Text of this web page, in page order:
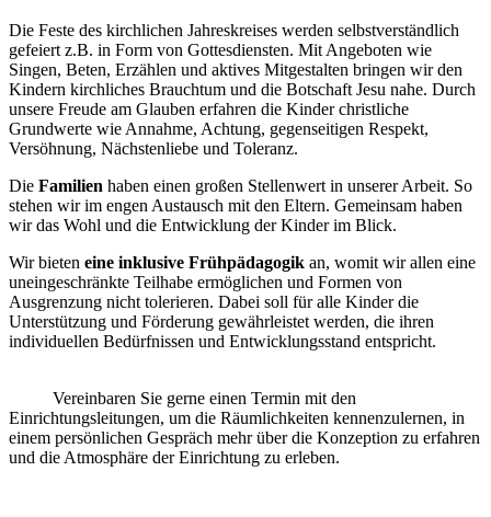
Die Feste des kirchlichen Jahreskreises werden selbstverständlich
gefeiert z.B. in Form von Gottesdiensten. Mit Angeboten wie
Singen, Beten, Erzählen und aktives Mitgestalten bringen wir den
Kindern kirchliches Brauchtum und die Botschaft Jesu nahe. Durch
unsere Freude am Glauben erfahren die Kinder christliche
Grundwerte wie Annahme, Achtung, gegenseitigen Respekt,
Versöhnung, Nächstenliebe und Toleranz.
Die Familien haben einen großen Stellenwert in unserer Arbeit. So
stehen wir im engen Austausch mit den Eltern. Gemeinsam haben
wir das Wohl und die Entwicklung der Kinder im Blick.
Wir bieten eine inklusive Frühpädagogik an, womit wir allen eine
uneingeschränkte Teilhabe ermöglichen und Formen von
Ausgrenzung nicht tolerieren. Dabei soll für alle Kinder die
Unterstützung und Förderung gewährleistet werden, die ihren
individuellen Bedürfnissen und Entwicklungsstand entspricht.
Vereinbaren Sie gerne einen Termin mit den
Einrichtungsleitungen, um die Räumlichkeiten kennenzulernen, in
einem persönlichen Gespräch mehr über die Konzeption zu erfahren
und die Atmosphäre der Einrichtung zu erleben.